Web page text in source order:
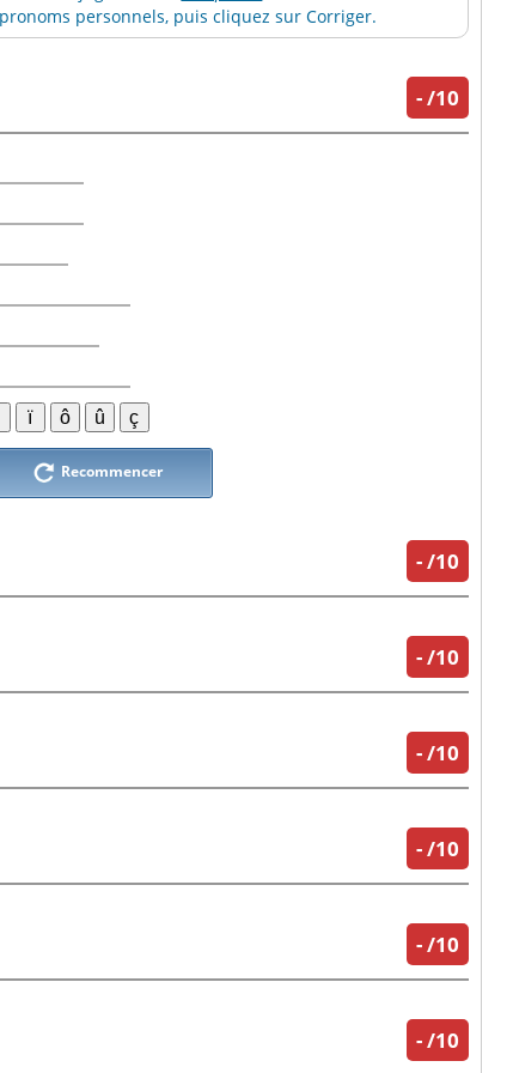
personnels, puis cliquez sur Corriger.
-/10
Recommencer
-/10
-/10
-/10
-/10
-/10
-/10